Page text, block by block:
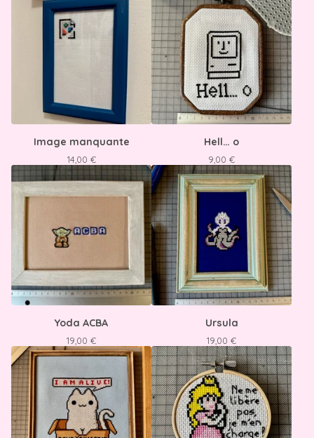
Image manquante
14,00 €
Hell… o
9,00 €
Yoda ACBA
19,00 €
Ursula
19,00 €